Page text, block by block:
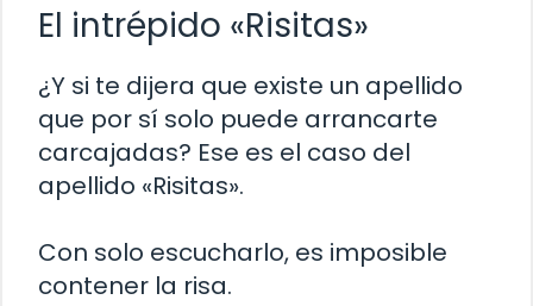
El intrépido «Risitas»
¿Y si te dijera que existe un apellido
que por sí solo puede arrancarte
carcajadas? Ese es el caso del
apellido «Risitas».
Con solo escucharlo, es imposible
contener la risa.